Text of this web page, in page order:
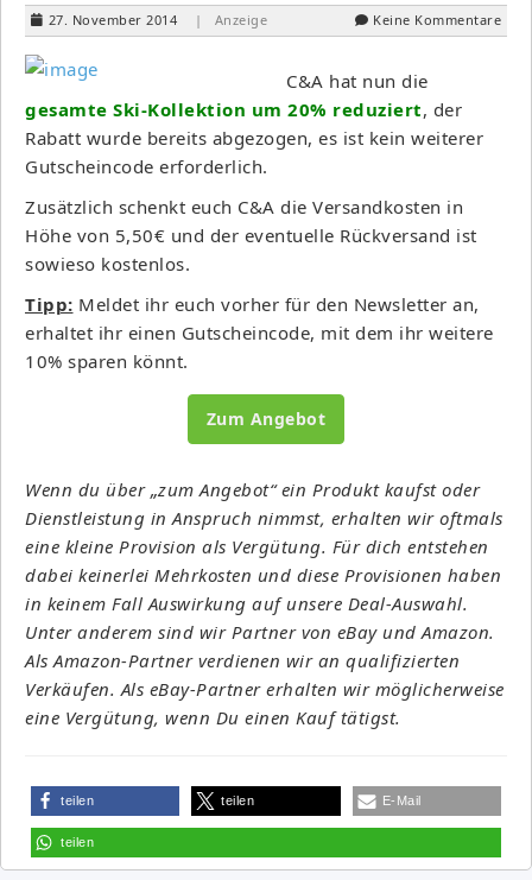
27. November 2014 | Anzeige Keine Kommentare
C&A hat nun die
gesamte Ski-Kollektion um 20% reduziert, der
Rabatt wurde bereits abgezogen, es ist kein weiterer
Gutscheincode erforderlich.
Zusätzlich schenkt euch C&A die Versandkosten in
Höhe von 5,50€ und der eventuelle Rückversand ist
sowieso kostenlos.
Tipp: Meldet ihr euch vorher für den Newsletter an,
erhaltet ihr einen Gutscheincode, mit dem ihr weitere
10% sparen könnt.
Zum Angebot
Wenn du über „zum Angebot“ ein Produkt kaufst oder
Dienstleistung in Anspruch nimmst, erhalten wir oftmals
eine kleine Provision als Vergütung. Für dich entstehen
dabei keinerlei Mehrkosten und diese Provisionen haben
in keinem Fall Auswirkung auf unsere Deal-Auswahl.
Unter anderem sind wir Partner von eBay und Amazon.
Als Amazon-Partner verdienen wir an qualifizierten
Verkäufen. Als eBay-Partner erhalten wir möglicherweise
eine Vergütung, wenn Du einen Kauf tätigst.
teilen teilen E-Mail
teilen